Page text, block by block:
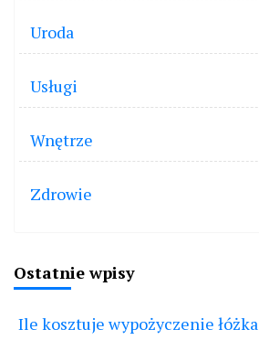
Uroda
Usługi
Wnętrze
Zdrowie
Ostatnie wpisy
Ile kosztuje wypożyczenie łóżka